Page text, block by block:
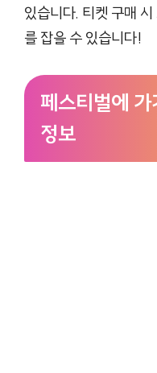
있습니다. 티켓 구매
를 잡을 수 있습니다!
페스티벌에
정보